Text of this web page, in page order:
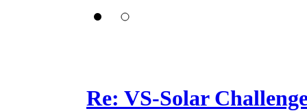
Re: VS-Solar